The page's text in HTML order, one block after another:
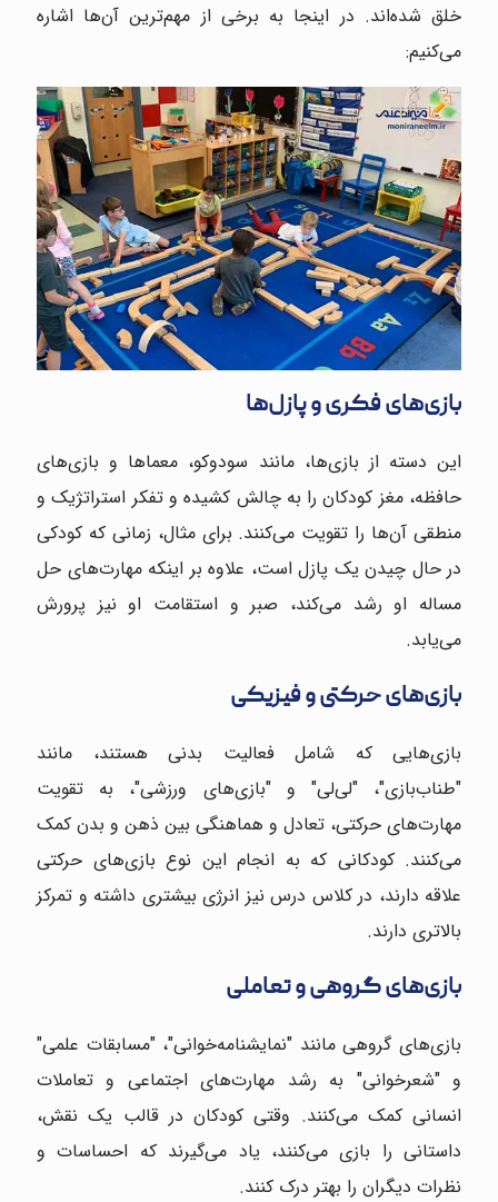
خلق شده‌اند. در اینجا به برخی از مهم‌ترین آن‌ها اشاره
می‌کنیم:
بازی‌های فکری و پازل‌ها
این دسته از بازی‌ها، مانند سودوکو، معماها و بازی‌های
حافظه، مغز کودکان را به چالش کشیده و تفکر استراتژیک و
منطقی آن‌ها را تقویت می‌کنند. برای مثال، زمانی که کودکی
در حال چیدن یک پازل است، علاوه بر اینکه مهارت‌های حل
مساله او رشد می‌کند، صبر و استقامت او نیز پرورش
می‌یابد.
بازی‌های حرکتی و فیزیکی
بازی‌هایی که شامل فعالیت بدنی هستند، مانند
"طناب‌بازی"، "لی‌لی" و "بازی‌های ورزشی"، به تقویت
مهارت‌های حرکتی، تعادل و هماهنگی بین ذهن و بدن کمک
می‌کنند. کودکانی که به انجام این نوع بازی‌های حرکتی
علاقه دارند، در کلاس درس نیز انرژی بیشتری داشته و تمرکز
بالاتری دارند.
بازی‌های گروهی و تعاملی
بازی‌های گروهی مانند "نمایشنامه‌خوانی"، "مسابقات علمی"
و "شعرخوانی" به رشد مهارت‌های اجتماعی و تعاملات
انسانی کمک می‌کنند. وقتی کودکان در قالب یک نقش،
داستانی را بازی می‌کنند، یاد می‌گیرند که احساسات و
نظرات دیگران را بهتر درک کنند.